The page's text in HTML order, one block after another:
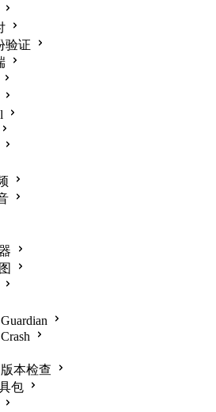
验证
本检查
包